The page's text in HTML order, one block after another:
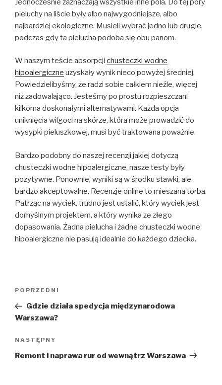
Jednocześnie zaznaczają wszystkie inne pola. Do tej pory
pieluchy na liście były albo najwygodniejsze, albo
najbardziej ekologiczne. Musieli wybrać jedno lub drugie,
podczas gdy ta pielucha podoba się obu panom.
W naszym teście absorpcji chusteczki wodne
hipoalergiczne uzyskały wynik nieco powyżej średniej.
Powiedzielibyśmy, że radzi sobie całkiem nieźle, więcej
niż zadowalająco. Jesteśmy po prostu rozpieszczani
kilkoma doskonałymi alternatywami. Każda opcja
uniknięcia wilgoci na skórze, która może prowadzić do
wysypki pieluszkowej, musi być traktowana poważnie.
Bardzo podobny do naszej recenzji jakiej dotyczą
chusteczki wodne hipoalergiczne, nasze testy były
pozytywne. Ponownie, wyniki są w środku stawki, ale
bardzo akceptowalne. Recenzje online to mieszana torba.
Patrząc na wyciek, trudno jest ustalić, który wyciek jest
domyślnym projektem, a który wynika ze złego
dopasowania. Żadna pielucha i żadne chusteczki wodne
hipoalergiczne nie pasują idealnie do każdego dziecka.
Nawigacja
Poprzedni
wpis
POPRZEDNI
Gdzie działa spedycja międzynarodowa
Warszawa?
Następny
wpis
NASTĘPNY
Remont i naprawa rur od wewnątrz Warszawa